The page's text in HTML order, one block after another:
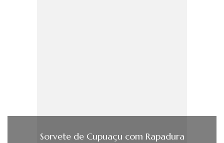
Sorvete de Cupuaçu com Rapadura